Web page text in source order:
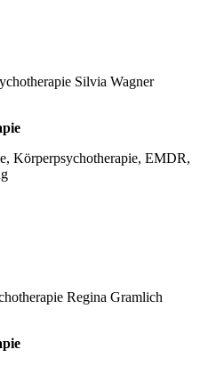
Körperpsychotherapie, EMDR,